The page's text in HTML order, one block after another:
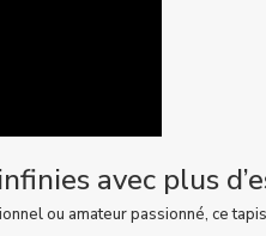
avec plus
ou amateur passionné, ce